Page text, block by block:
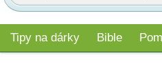
Tipy na dárky Bible